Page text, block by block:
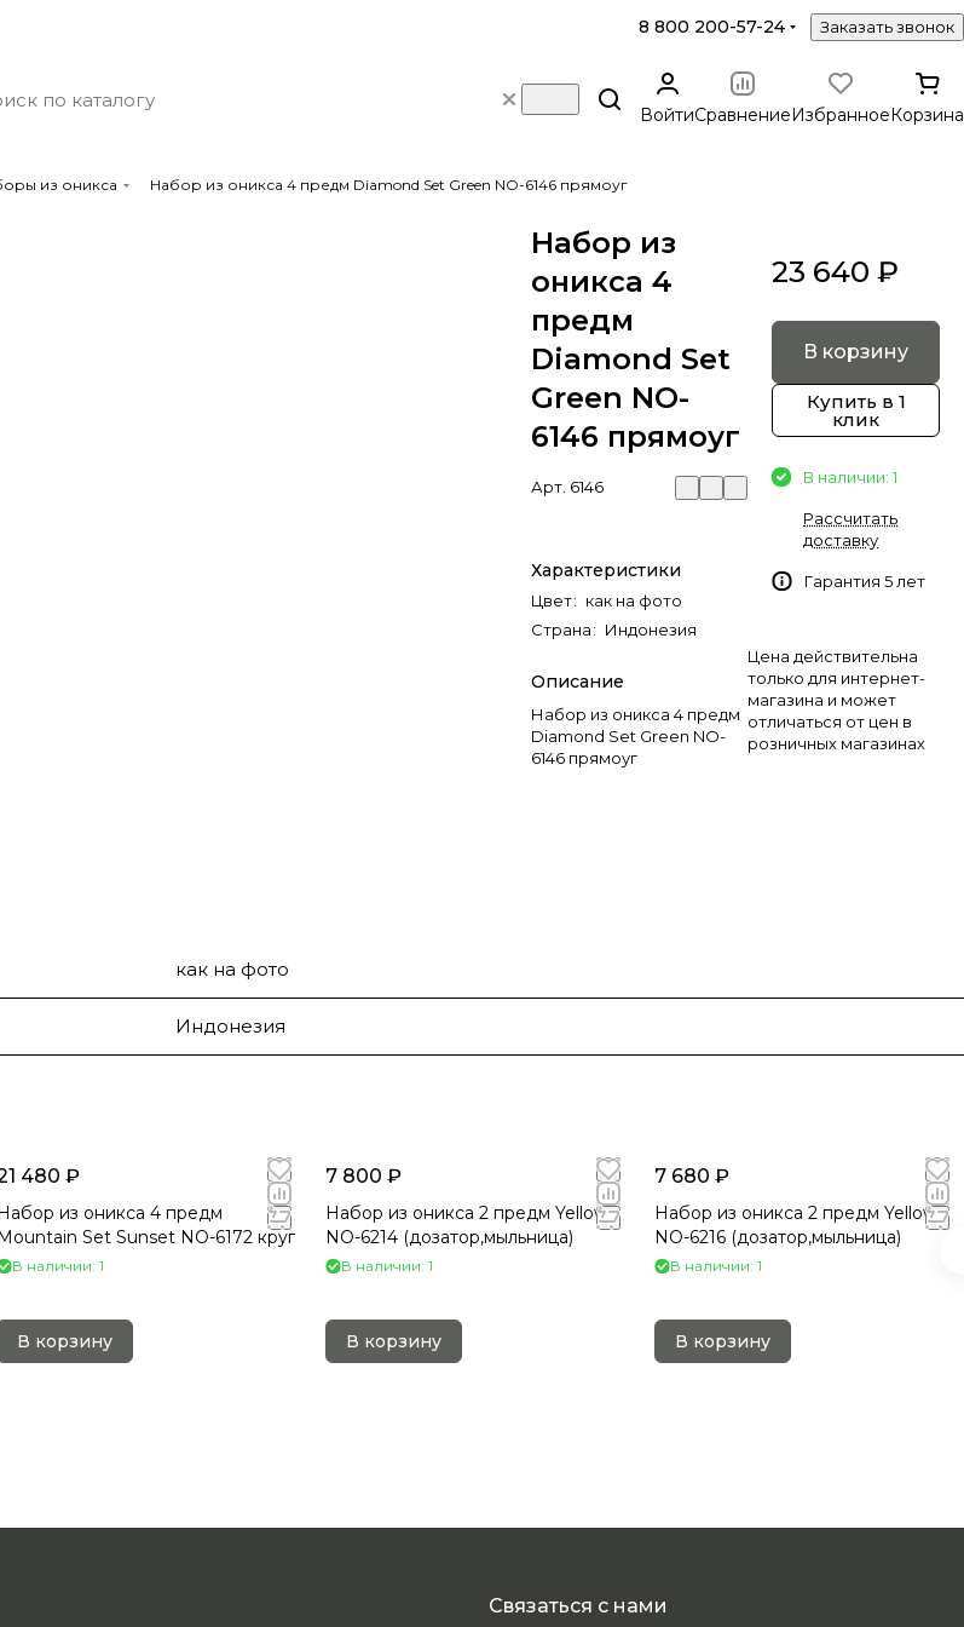
8 800 200-57-24 Заказать звонок
ВойтиСравнениеИзбранноеКорзина
из оникса Набор из оникса 4 предм Diamond Set Green NO-6146 прямоуг
Набор из
оникса 4
предм
Diamond Set
Green NO-
6146 прямоуг
Арт. 6146
Характеристики
Цвет: как на фото
Страна: Индонезия
Описание
Набор из оникса 4 предм
Diamond Set Green NO-
6146 прямоуг
23 640 ₽
В корзину
Купить в 1
клик
В наличии: 1
Рассчитать
доставку
Гарантия 5 лет
Цена действительна
только для интернет-
магазина и может
отличаться от цен в
розничных магазинах
как на фото
Индонезия
480 ₽
из оникса 4 предм
Set Sunset NO-6172 круг
В наличии: 1
В корзину
7 800 ₽
Набор из оникса 2 предм Yellow
NO-6214 (дозатор,мыльница)
В наличии: 1
В корзину
7 680 ₽
Набор из оникса 2 предм Yellow
NO-6216 (дозатор,мыльница)
В наличии: 1
В корзину
Связаться с нами